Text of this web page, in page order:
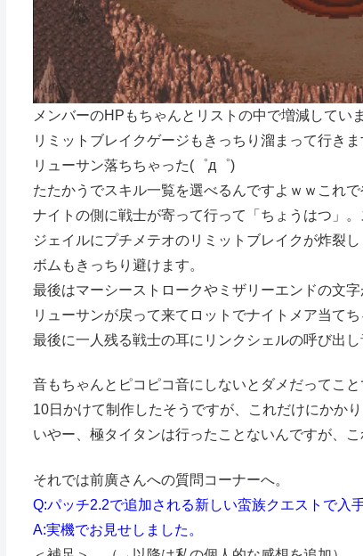
メンバーのHPもちゃんとリストの中で増減してい
リミットブレイクゲージもきっちり溜まって行きま
リューサン落ちちゃった(゜д゜)
たたかうでスキル一覧を選べるんですよｗｗこれ
ナイトの側に戦士が寄って行って「ちょうはつ」。
ジェイルにプチメテオのリミットブレイクが炸裂し
ボムもきっちり避けます。
最後はマーシーストロークやミザリーエンドの文字
リューサンが戻って来てロットでナイトメア当て
最後に一人残る戦士の耳にリンクシェルの呼び出し
音もちゃんとピコピコ音にしないとダメだってこ
10日かけて制作したそうですが、これだけにかか
いやー、極タイタンは行ったことないんですが、
それでは前廣さんへの質問コーナーへ。
Q:パッチ2.2で追加される新しい蛮族クエストで入
A:実機でお見せしました。